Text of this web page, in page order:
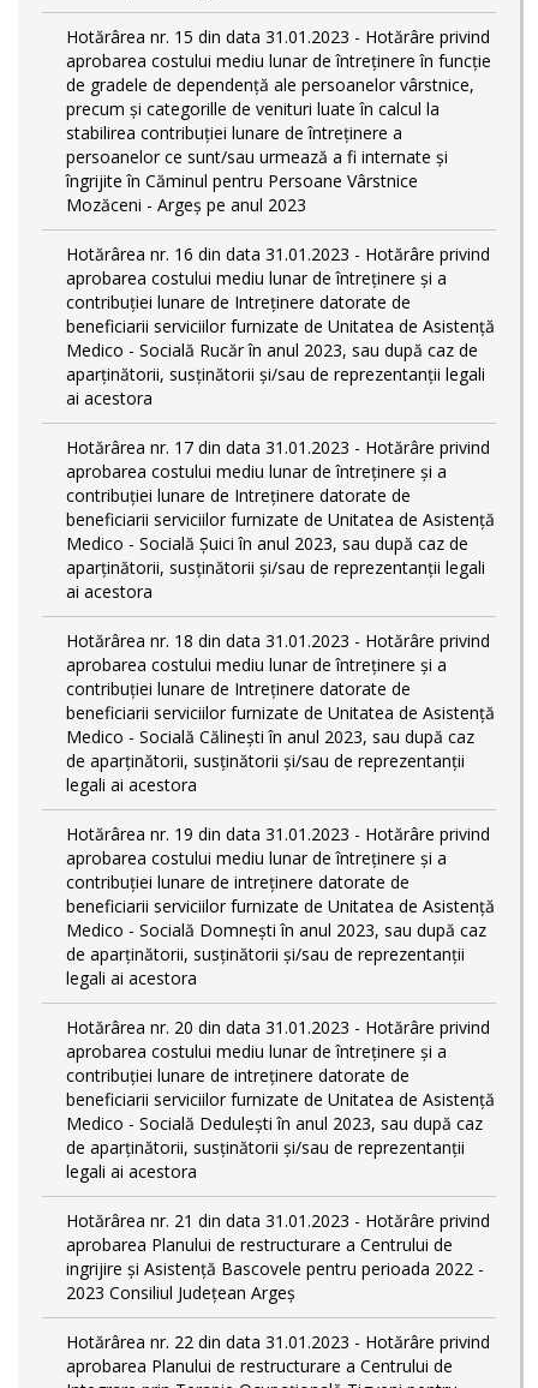
Hotărârea nr. 15 din data 31.01.2023 - Hotărâre privind
aprobarea costului mediu lunar de întreţinere în funcţie
de gradele de dependenţă ale persoanelor vârstnice,
precum şi categorille de venituri luate în calcul la
stabilirea contribuţiei lunare de întreţinere a
persoanelor ce sunt/sau urmează a fi internate şi
îngrijite în Căminul pentru Persoane Vârstnice
Mozăceni - Argeş pe anul 2023
Hotărârea nr. 16 din data 31.01.2023 - Hotărâre privind
aprobarea costului mediu lunar de întreţinere şi a
contribuţiei lunare de Intreţinere datorate de
beneficiarii serviciilor furnizate de Unitatea de Asistenţă
Medico - Socială Rucăr în anul 2023, sau după caz de
aparţinătorii, susţinătorii şi/sau de reprezentanţii legali
ai acestora
Hotărârea nr. 17 din data 31.01.2023 - Hotărâre privind
aprobarea costului mediu lunar de întreţinere şi a
contribuţiei lunare de Intreţinere datorate de
beneficiarii serviciilor furnizate de Unitatea de Asistenţă
Medico - Socială Şuici în anul 2023, sau după caz de
aparţinătorii, susţinătorii şi/sau de reprezentanţii legali
ai acestora
Hotărârea nr. 18 din data 31.01.2023 - Hotărâre privind
aprobarea costului mediu lunar de întreţinere şi a
contribuţiei lunare de Intreţinere datorate de
beneficiarii serviciilor furnizate de Unitatea de Asistenţă
Medico - Socială Călineşti în anul 2023, sau după caz
de aparţinătorii, susţinătorii şi/sau de reprezentanţii
legali ai acestora
Hotărârea nr. 19 din data 31.01.2023 - Hotărâre privind
aprobarea costului mediu lunar de întreţinere şi a
contribuţiei lunare de intreţinere datorate de
beneficiarii serviciilor furnizate de Unitatea de Asistenţă
Medico - Socială Domneşti în anul 2023, sau după caz
de aparţinătorii, susţinătorii şi/sau de reprezentanţii
legali ai acestora
Hotărârea nr. 20 din data 31.01.2023 - Hotărâre privind
aprobarea costului mediu lunar de întreţinere şi a
contribuţiei lunare de intreţinere datorate de
beneficiarii serviciilor furnizate de Unitatea de Asistenţă
Medico - Socială Deduleşti în anul 2023, sau după caz
de aparţinătorii, susţinătorii şi/sau de reprezentanţii
legali ai acestora
Hotărârea nr. 21 din data 31.01.2023 - Hotărâre privind
aprobarea Planului de restructurare a Centrului de
ingrijire şi Asistenţă Bascovele pentru perioada 2022 -
2023 Consiliul Judeţean Argeş
Hotărârea nr. 22 din data 31.01.2023 - Hotărâre privind
aprobarea Planului de restructurare a Centrului de